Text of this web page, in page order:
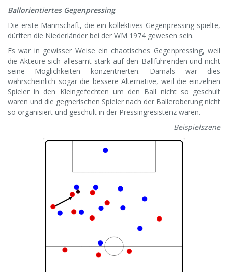
Ballorientiertes Gegenpressing:
Die erste Mannschaft, die ein kollektives Gegenpressing spielte,
dürften die Niederländer bei der WM 1974 gewesen sein.
Es war in gewisser Weise ein chaotisches Gegenpressing, weil
die Akteure sich allesamt stark auf den Ballführenden und nicht
seine Möglichkeiten konzentrierten. Damals war dies
wahrscheinlich sogar die bessere Alternative, weil die einzelnen
Spieler in den Kleingefechten um den Ball nicht so geschult
waren und die gegnerischen Spieler nach der Balleroberung nicht
so organisiert und geschult in der Pressingresistenz waren.
Beispielszene